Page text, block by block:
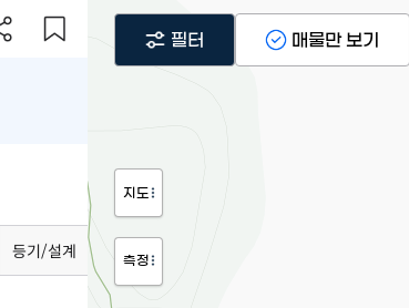
지도
측정
필터 매물만 보기
등기/설계